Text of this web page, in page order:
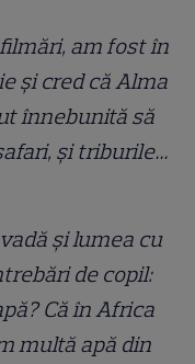
am fost în
și cred că Alma
înnebunită să
și triburile…
și lumea cu
de copil:
Că în Africa
multă apă din